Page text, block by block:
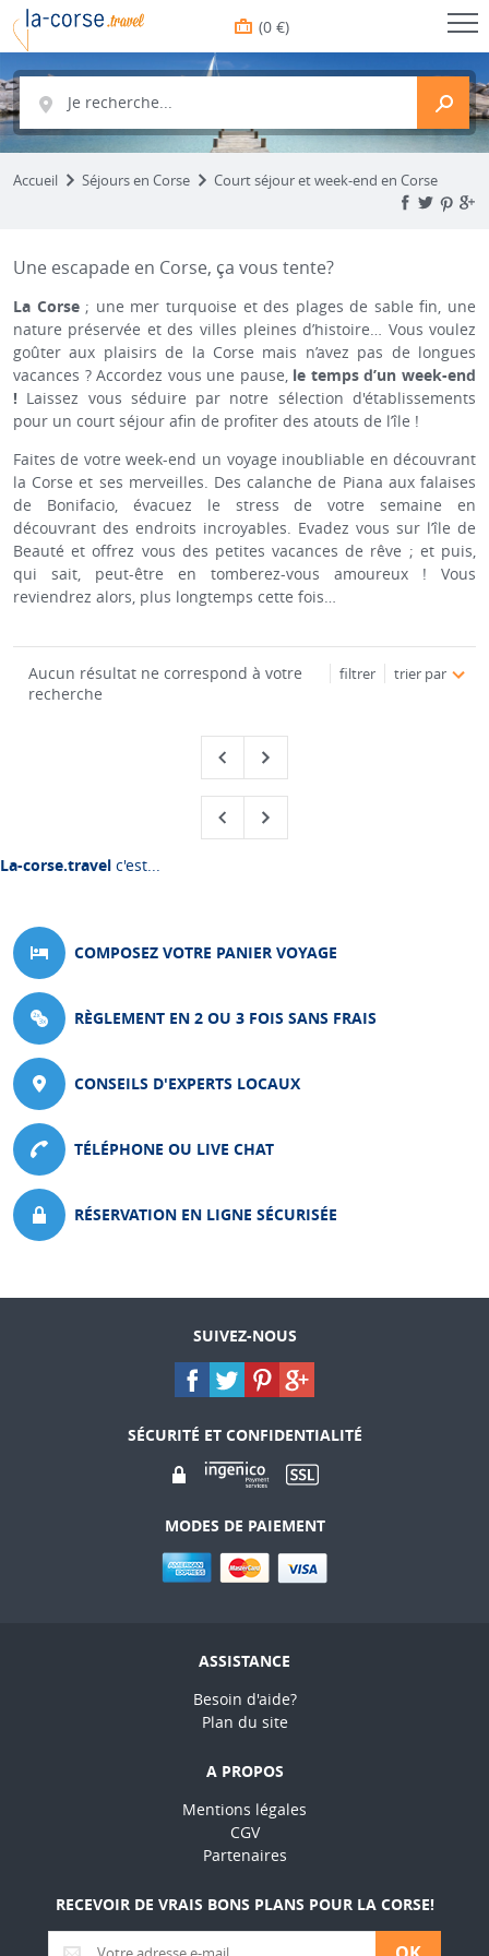
(0 €)
Je recherche...
Accueil Séjours en Corse Court séjour et week-end en Corse
Une escapade en Corse, ça vous tente?
La Corse; une mer turquoise et des plages de sable fin, une
nature préservée et des villes pleines d’histoire… Vous voulez
goûter aux plaisirs de la Corse mais n’avez pas de longues
vacances ? Accordez vous une pause, le temps d’un week-end
!Laissez vous séduire par notre sélection d'établissements
pour un court séjour afin de profiter des atouts de l’île !
Faites de votre week-end un voyage inoubliable en découvrant
la Corse et ses merveilles. Des calanche de Piana aux falaises
de Bonifacio, évacuez le stress de votre semaine en
découvrant des endroits incroyables. Evadez vous sur l’île de
Beauté et offrez vous des petites vacances de rêve ; et puis,
qui sait, peut-être en tomberez-vous amoureux ! Vous
reviendrez alors, plus longtemps cette fois…
trier par
filtrer
Aucun résultat ne correspond à votre
recherche
La-corse.travel c'est...
COMPOSEZ VOTRE PANIER VOYAGE
RÈGLEMENT EN 2 OU 3 FOIS SANS FRAIS
CONSEILS D'EXPERTS LOCAUX
TÉLÉPHONE OU LIVE CHAT
RÉSERVATION EN LIGNE SÉCURISÉE
SUIVEZ-NOUS
SÉCURITÉ ET CONFIDENTIALITÉ
MODES DE PAIEMENT
ASSISTANCE
Besoin d'aide?
Plan du site
A PROPOS
Mentions légales
CGV
Partenaires
RECEVOIR DE VRAIS BONS PLANS POUR LA CORSE!